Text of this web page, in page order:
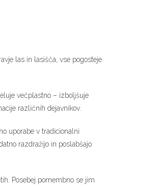
las in lasišča, vse pogosteje
večplastno – izboljšuje
različnih dejavnikov.
uporabe v tradicionalni
razdražijo in poslabšajo
Posebej pomembno se jim